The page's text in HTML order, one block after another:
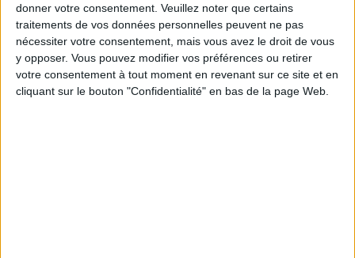
donner votre consentement. Veuillez noter que certains
traitements de vos données personnelles peuvent ne pas
nécessiter votre consentement, mais vous avez le droit de vous
y opposer. Vous pouvez modifier vos préférences ou retirer
votre consentement à tout moment en revenant sur ce site et en
cliquant sur le bouton "Confidentialité" en bas de la page Web.
Webinaires en direct Voir tout
Chaque semaine, posez vos questions en live
en participant à des vidéo-conférences avec